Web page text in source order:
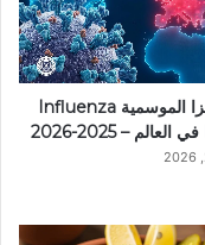
الإنفلونزا الموسمية Influenza